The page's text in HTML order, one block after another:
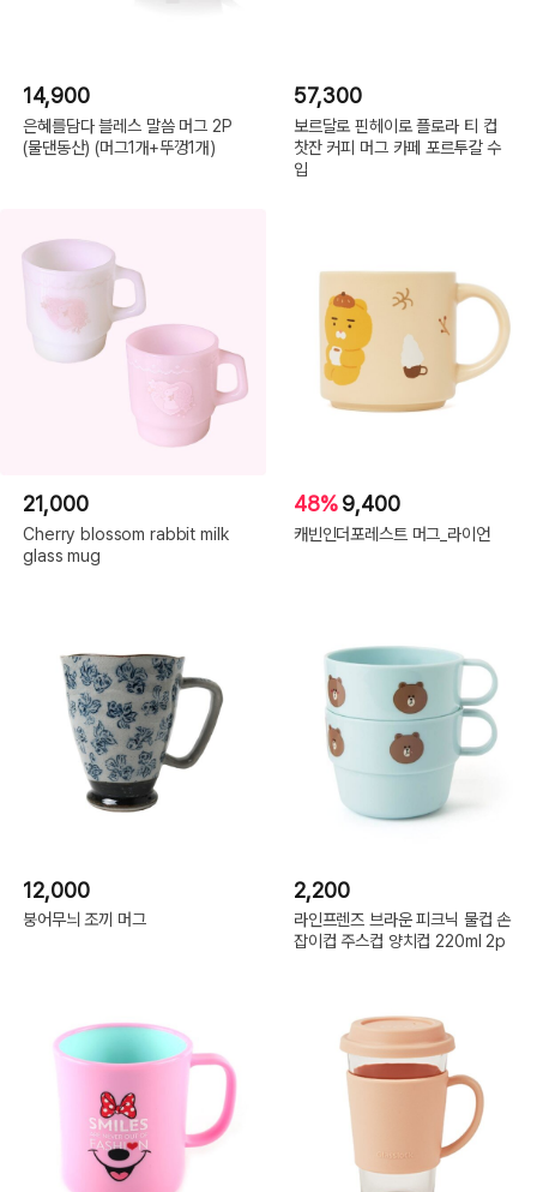
14,900
은혜를담다 블레스 말씀 머그 2P
(물댄동산) (머그1개+뚜껑1개)
57,300
보르달로 핀헤이로 플로라 티 컵
찻잔 커피 머그 카페 포르투갈 수
입
21,000
Cherry blossom rabbit milk
glass mug
48%9,400
캐빈인더포레스트 머그_라이언
12,000
붕어무늬 조끼 머그
2,200
라인프렌즈 브라운 피크닉 물컵 손
잡이컵 주스컵 양치컵 220ml 2p